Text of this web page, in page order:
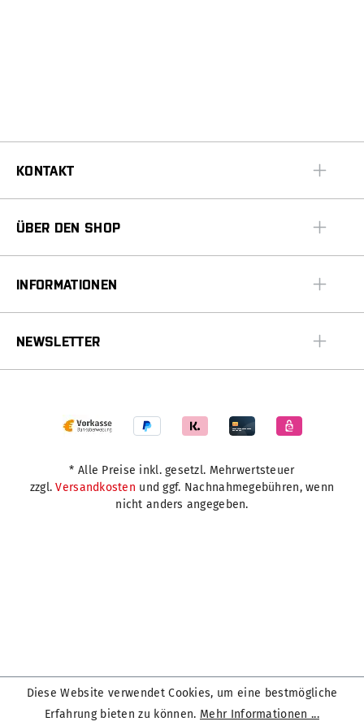
KONTAKT
ÜBER DEN SHOP
INFORMATIONEN
NEWSLETTER
* Alle Preise inkl. gesetzl. Mehrwertsteuer
zzgl.Versandkosten und ggf. Nachnahmegebühren, wenn
nicht anders angegeben.
Diese Website verwendet Cookies, um eine bestmögliche
Erfahrung bieten zu können. Mehr Informationen ...